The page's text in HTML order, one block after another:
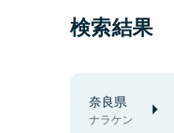
検索結果
奈良県
ナラケン